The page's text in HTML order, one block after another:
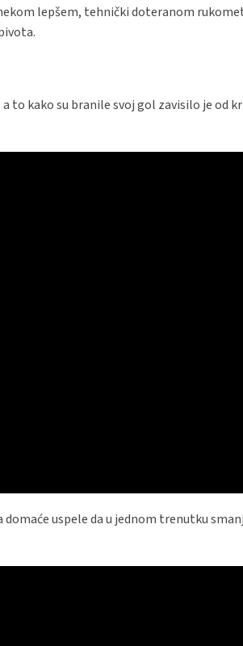
lepšem, tehnički doteranom
to kako su branile svoj gol zavisilo je od
uspele da u jednom trenutku